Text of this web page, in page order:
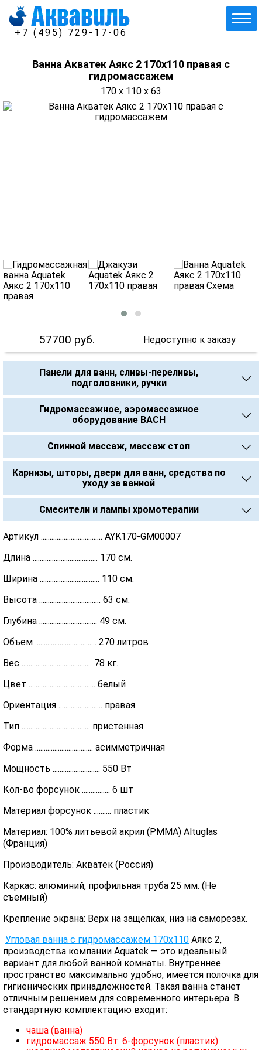
+7 (495) 729-17-06
Ванна Акватек Аякс 2 170х110 правая с
гидромассажем
170 x 110 x 63
57700 руб. Недоступно к заказу
Панели для ванн, сливы-переливы,
подголовники, ручки
Гидромассажное, аэромассажное
оборудование BACH
Спинной массаж, массаж стоп
Карнизы, шторы, двери для ванн, средства по
уходу за ванной
Смесители и лампы хромотерапии
Артикул ................................... AYK170-GM00007
Длина ..................................... 170 см.
Ширина .................................. 110 см.
Высота ................................... 63 см.
Глубина ................................. 49 см.
Объем ................................... 270 литров
Вес ........................................ 78 кг.
Цвет ...................................... белый
Ориентация ......................... правая
Тип ....................................... пристенная
Форма ................................. асимметричная
Мощность ........................... 550 Вт
Кол-во форсунок ................ 6 шт
Материал форсунок .......... пластик
Материал: 100% литьевой акрил (PMMA) Altuglas
(Франция)
Производитель: Акватек (Россия)
Каркас: алюминий, профильная труба 25 мм. (Не
съемный)
Крепление экрана: Верх на защелках, низ на саморезах.
Угловая ванна с гидромассажем 170х110 Аякс 2,
производства компании Aquatek — это идеальный
вариант для любой ванной комнаты. Внутреннее
пространство максимально удобно, имеется полочка для
гигиенических принадлежностей. Такая ванна станет
отличным решением для современного интерьера. В
стандартную комплектацию входит:
чаша (ванна)
гидромассаж 550 Вт. 6-форсунок (пластик)